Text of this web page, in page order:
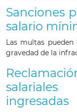
Sanciones
salario
Las multas pueden
gravedad de la
ingresadas